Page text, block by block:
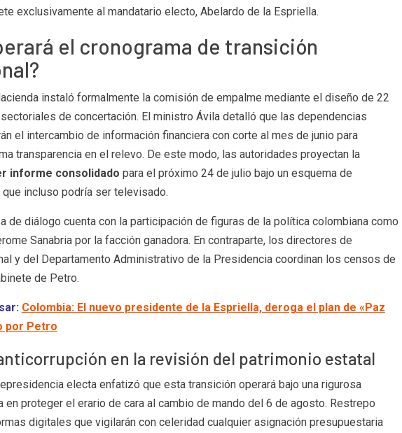
exclusivamente al mandatario electo, Abelardo de la Espriella.
el cronograma de transición
instaló formalmente la comisión de empalme mediante el diseño de 22
de concertación. El ministro Ávila detalló que las dependencias
el intercambio de información financiera con corte al mes de junio para
transparencia en el relevo. De este modo, las autoridades proyectan la
informe consolidado para el próximo 24 de julio bajo un esquema de
incluso podría ser televisado.
de diálogo cuenta con la participación de figuras de la política colombiana como
Sanabria por la facción ganadora. En contraparte, los directores de
y del Departamento Administrativo de la Presidencia coordinan los censos de
de Petro.
Colombia: El nuevo presidente de la Espriella, deroga el plan de «Paz
por Petro
en la revisión del patrimonio estatal
electa enfatizó que esta transición operará bajo una rigurosa
en proteger el erario de cara al cambio de mando del 6 de agosto. Restrepo
digitales que vigilarán con celeridad cualquier asignación presupuestaria